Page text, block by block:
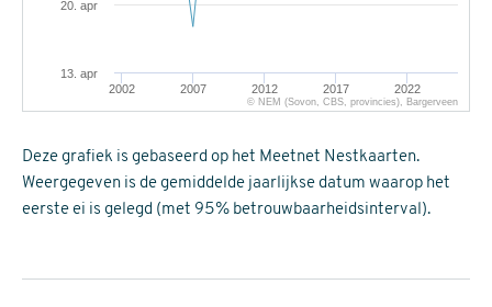
2002 2007 2012 2017 2022
13. apr
20. apr
© NEM (Sovon, CBS, provincies), Bargerveen
Deze grafiek is gebaseerd op het Meetnet Nestkaarten.
Weergegeven is de gemiddelde jaarlijkse datum waarop het
eerste ei is gelegd (met 95% betrouwbaarheidsinterval).